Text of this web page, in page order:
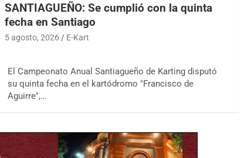
SANTIAGUEÑO: Se cumplió con la quinta
fecha en Santiago
5 agosto, 2026 E-Kart
El Campeonato Anual Santiagueño de Karting disputó
su quinta fecha en el kartódromo "Francisco de
Aguirre",…